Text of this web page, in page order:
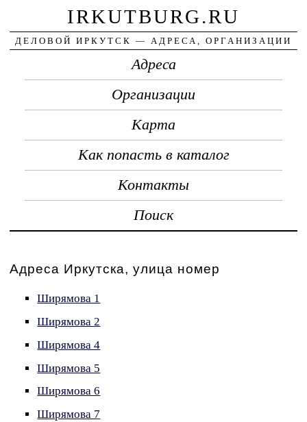
IRKUTBURG.RU
ДЕЛОВОЙ ИРКУТСК — АДРЕСА, ОРГАНИЗАЦИИ
Адреса
Организации
Карта
Как попасть в каталог
Контакты
Поиск
Адреса Иркутска, улица номер
Ширямова 1
Ширямова 2
Ширямова 4
Ширямова 5
Ширямова 6
Ширямова 7